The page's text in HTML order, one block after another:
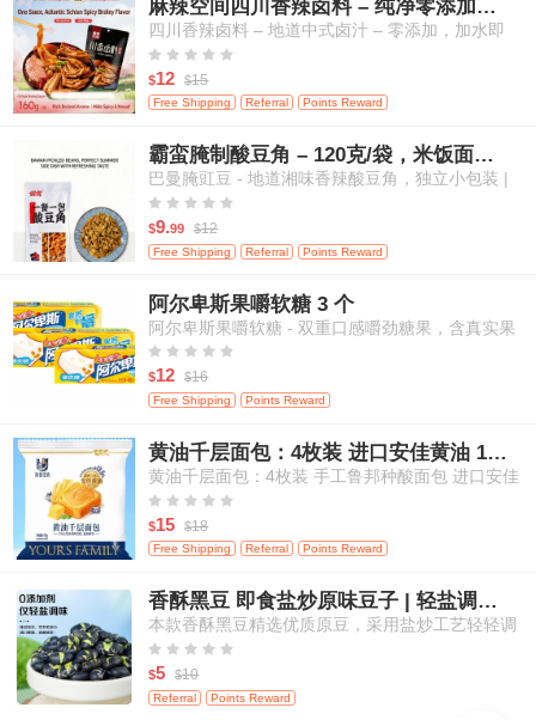
麻辣空间四川香辣卤料 – 纯净零添加，适用于肉类、蛋类及蔬菜
四川香辣卤料 – 地道中式卤汁 – 零添加，加水即
用，适合卤制肉类、鸡蛋和蔬菜
    
$12 $15
Free Shipping Referral Points Reward
霸蛮腌制酸豆角 – 120克/袋，米饭面条的绝佳搭档
巴曼腌豇豆 - 地道湘味香辣酸豆角，独立小包装 |
米饭、面条等百搭佐餐 120克/袋
    
$9.99 $12
Free Shipping Referral Points Reward
阿尔卑斯果嚼软糖 3 个
阿尔卑斯果嚼软糖 - 双重口感嚼劲糖果，含真实果
汁，白桃&芒果口味，3粒装
    
$12 $16
Free Shipping Points Reward
黄油千层面包：4枚装 进口安佳黄油 17小时鲁邦种发酵
黄油千层面包：4枚装 手工鲁邦种酸面包 进口安佳
黄油 17小时自然发酵
    
$15 $18
Free Shipping Referral Points Reward
香酥黑豆 即食盐炒原味豆子 | 轻盐调味 | 零添加剂 | 高蛋白健康休闲零食 | 200g
本款香酥黑豆精选优质原豆，采用盐炒工艺轻轻调
味，不添加任何人工添加剂，保留食材本真滋味。
每一颗黑豆酥脆可口，营养丰富，高蛋白、高纤
维，适合追求健康饮食的您。即开即食，轻松满足
日常嘴馋与营养补给需求，适合居家、办公、外出
    
$5 $10
Referral Points Reward